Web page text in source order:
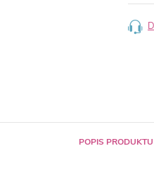
cena:
POPIS PRODUKTU